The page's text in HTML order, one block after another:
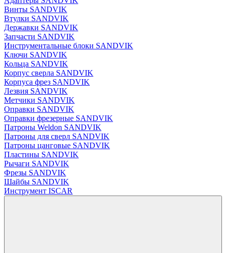
Винты SANDVIK
Втулки SANDVIK
Державки SANDVIK
Запчасти SANDVIK
Инструментальные блоки SANDVIK
Ключи SANDVIK
Кольца SANDVIK
Корпус сверла SANDVIK
Корпуса фрез SANDVIK
Лезвия SANDVIK
Метчики SANDVIK
Оправки SANDVIK
Оправки фрезерные SANDVIK
Патроны Weldon SANDVIK
Патроны для сверл SANDVIK
Патроны цанговые SANDVIK
Пластины SANDVIK
Рычаги SANDVIK
Фрезы SANDVIK
Шайбы SANDVIK
Инструмент ISCAR